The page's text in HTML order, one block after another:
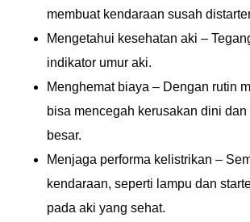
membuat kendaraan susah
Mengetahui kesehatan aki –
indikator umur aki.
Menghemat biaya – Dengan rutin
bisa mencegah kerusakan dini
besar.
Menjaga performa kelistrikan –
kendaraan, seperti lampu dan
pada aki yang sehat.